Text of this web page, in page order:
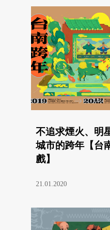
不追求煙火、明
城市的跨年【台
戲】
21.01.2020